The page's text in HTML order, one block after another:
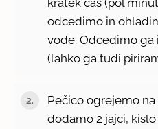
odcedimo in
vode. Odcedimo
(lahko ga tudi
Pečico ogrejemo na
dodamo 2 jajci,